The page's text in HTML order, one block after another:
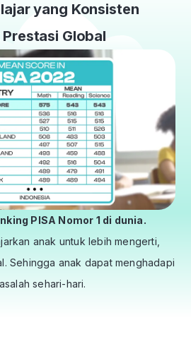
yang Konsisten
Global
PISA Nomor 1 di dunia.
anak untuk lebih mengerti,
Sehingga anak dapat menghadapi
sehari-hari.